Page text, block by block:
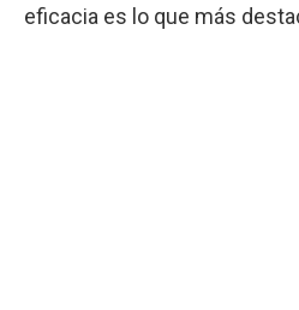
eficacia es lo que más